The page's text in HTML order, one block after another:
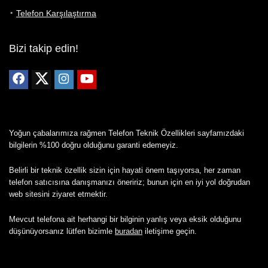
Telefon Karşılaştırma
Bizi takip edin!
Yoğun çabalarımıza rağmen Telefon Teknik Özellikleri sayfamızdaki
bilgilerin %100 doğru olduğunu garanti edemeyiz.
Belirli bir teknik özellik sizin için hayati önem taşıyorsa, her zaman
telefon satıcısına danışmanızı öneririz; bunun için en iyi yol doğrudan
web sitesini ziyaret etmektir.
Mevcut telefona ait herhangi bir bilginin yanlış veya eksik olduğunu
düşünüyorsanız lütfen bizimle buradan iletişime geçin.